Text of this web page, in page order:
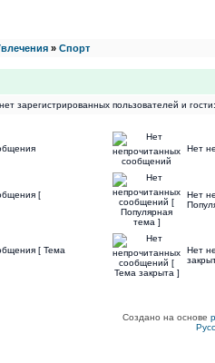
» Спорт
зарегистрированных пользователей и
Нет
[
Нет
[ Тема
Нет
Создано на основе